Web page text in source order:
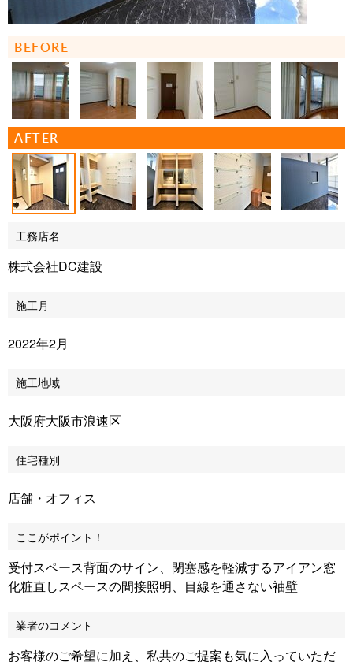
BEFORE
AFTER
工務店名
株式会社DC建設
施工月
2022年2月
施工地域
大阪府大阪市浪速区
住宅種別
店舗・オフィス
ここがポイント！
受付スペース背面のサイン、閉塞感を軽減するアイアン窓
化粧直しスペースの間接照明、目線を通さない袖壁
業者のコメント
お客様のご希望に加え、私共のご提案も気に入っていただ